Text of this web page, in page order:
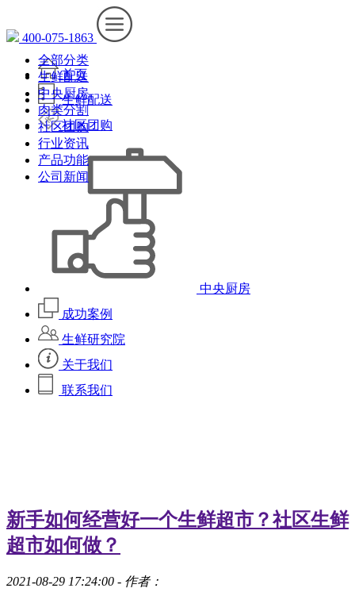
400-075-1863
首页
生鲜配送
社区团购
中央厨房
成功案例
生鲜研究院
关于我们
联系我们
全部分类
生鲜配送
中央厨房
肉类分割
社区团购
行业资讯
产品功能
公司新闻
新手如何经营好一个生鲜超市？社区生鲜
超市如何做？
2021-08-29 17:24:00 - 作者：